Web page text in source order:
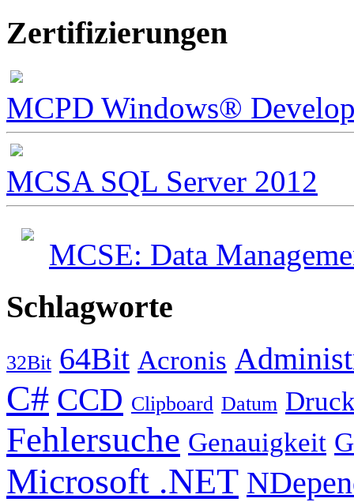
Zertifizierungen
MCPD Windows®
MCSA SQL Server 2012
MCSE: Data
Schlagworte
32Bit 64Bit Acronis
C# CCD Clipboard Datum
Fehlersuche Genauigkeit
Microsoft .NET